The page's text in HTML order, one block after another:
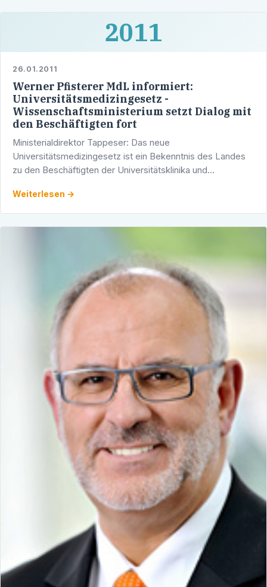
2011
26.01.2011
Werner Pfisterer MdL informiert:
Universitätsmedizingesetz -
Wissenschaftsministerium setzt Dialog mit
den Beschäftigten fort
Ministerialdirektor Tappeser: Das neue
Universitätsmedizingesetz ist ein Bekenntnis des Landes
zu den Beschäftigten der Universitätsklinika und
heute in …
Weiterlesen →